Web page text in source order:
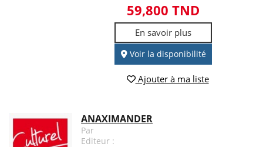
59,800 TND
En savoir plus
Voir la disponibilité
Ajouter à ma liste
ANAXIMANDER
Par
Editeur :